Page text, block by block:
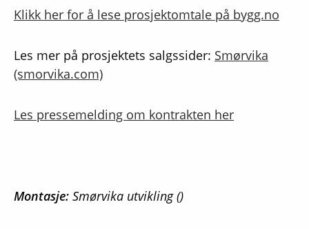
Klikk her for å lese prosjektomtale på bygg.no
Les mer på prosjektets salgssider: Smørvika
(smorvika.com)
Les pressemelding om kontrakten her
Montasje: Smørvika utvikling ()